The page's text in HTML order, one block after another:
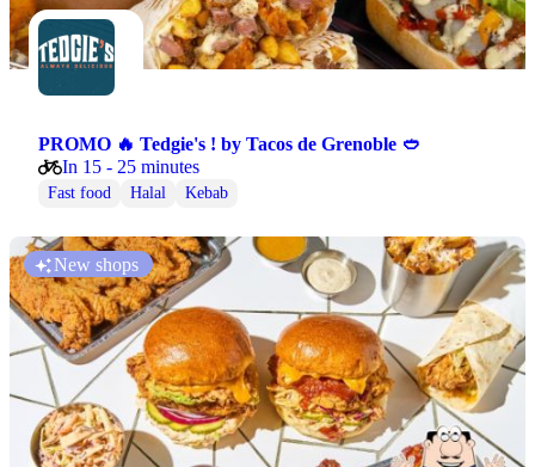
PROMO 🔥 Tedgie's ! by Tacos de Grenoble 🥙
In 15 - 25 minutes
Fast food Halal Kebab
New shops